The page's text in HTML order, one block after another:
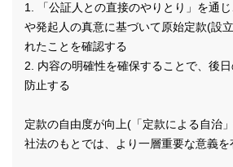
1. 「公証人との直接のやりとり」を通
や発起人の真意に基づいて原始定款(設
れたことを確認する
2. 内容の明確性を確保することで、後
防止する
定款の自由度が向上(「定款による自治
社法のもとでは、より一層重要な意義を